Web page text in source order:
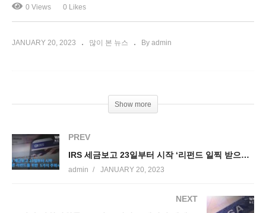
0 Views 0 Likes
JANUARY 20, 2023 많이 본 뉴스 By admin
Show more
PREV
IRS 세금보고 23일부터 시작 ‘리펀드 일찍 받으려면 5가지 주의하세요’
admin JANUARY 20, 2023
NEXT